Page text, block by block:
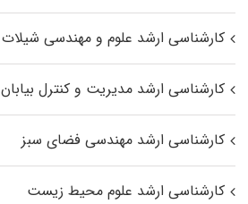
کارشناسی ارشد علوم و مهندسی شیلات
کارشناسی ارشد مدیریت و کنترل بیابان
کارشناسی ارشد مهندسی فضای سبز
کارشناسی ارشد علوم محیط‌ زیست